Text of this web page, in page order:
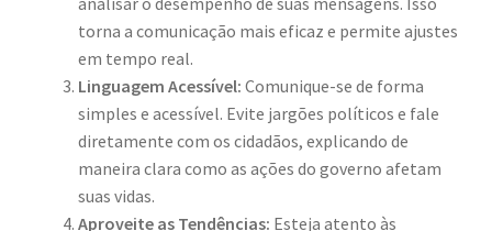
torna a comunicação mais eficaz e permite ajustes
em tempo real.
Linguagem Acessível: Comunique-se de forma
simples e acessível. Evite jargões políticos e fale
diretamente com os cidadãos, explicando de
maneira clara como as ações do governo afetam
suas vidas.
Aproveite as Tendências: Esteja atento às